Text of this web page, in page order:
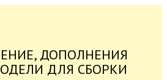
ДОПОЛНЕНИЯ
ДЛЯ СБОРКИ